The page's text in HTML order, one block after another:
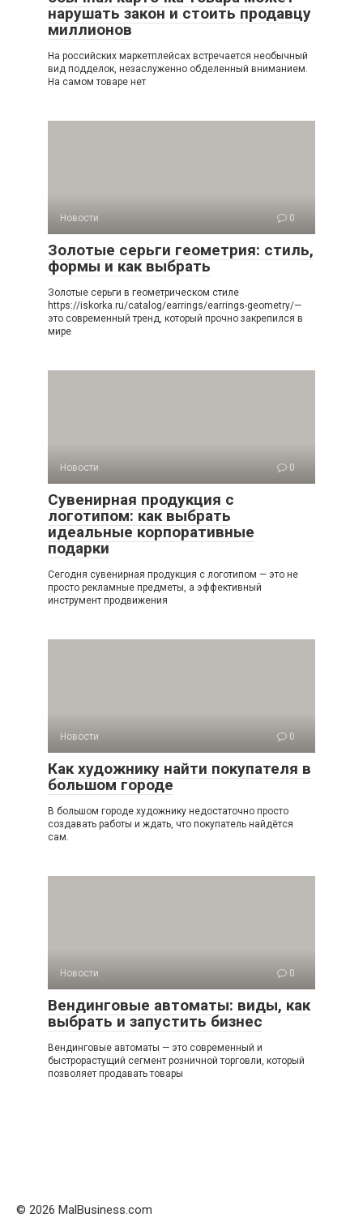
нарушать закон и стоить продавцу
миллионов
На российских маркетплейсах встречается необычный
вид подделок, незаслуженно обделенный вниманием.
На самом товаре нет
Новости 0
Золотые серьги геометрия: стиль,
формы и как выбрать
Золотые серьги в геометрическом стиле
https://iskorka.ru/catalog/earrings/earrings-geometry/—
это современный тренд, который прочно закрепился в
мире
Новости 0
Сувенирная продукция с
логотипом: как выбрать
идеальные корпоративные
подарки
Сегодня сувенирная продукция с логотипом — это не
просто рекламные предметы, а эффективный
инструмент продвижения
Новости 0
Как художнику найти покупателя в
большом городе
В большом городе художнику недостаточно просто
создавать работы и ждать, что покупатель найдётся
сам.
Новости 0
Вендинговые автоматы: виды, как
выбрать и запустить бизнес
Вендинговые автоматы — это современный и
быстрорастущий сегмент розничной торговли, который
позволяет продавать товары
© 2026 MalBusiness.com